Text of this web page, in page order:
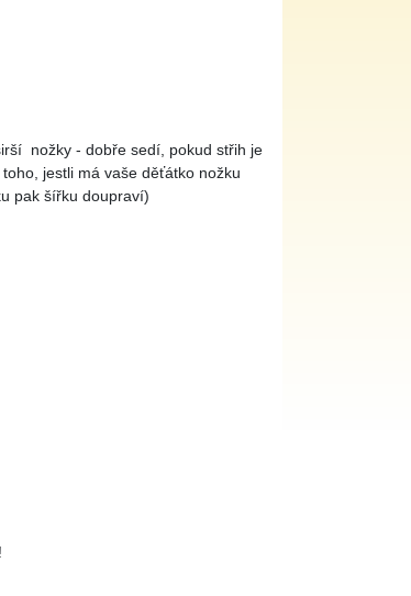
nožky - dobře sedí, pokud střih je
jestli má vaše děťátko nožku
pak šířku doupraví)